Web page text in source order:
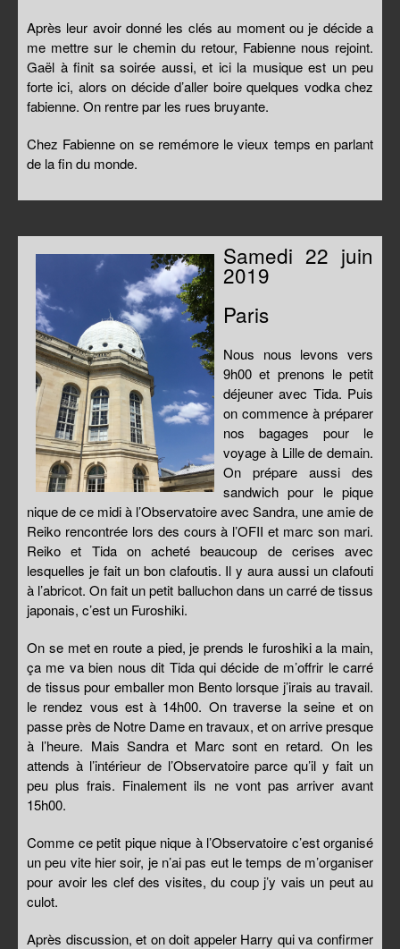
Après leur avoir donné les clés au moment ou je décide a
me mettre sur le chemin du retour, Fabienne nous rejoint.
Gaël à finit sa soirée aussi, et ici la musique est un peu
forte ici, alors on décide d’aller boire quelques vodka chez
fabienne. On rentre par les rues bruyante.
Chez Fabienne on se remémore le vieux temps en parlant
de la fin du monde.
Samedi 22 juin
2019
Paris
Nous nous levons vers
9h00 et prenons le petit
déjeuner avec Tida. Puis
on commence à préparer
nos bagages pour le
voyage à Lille de demain.
On prépare aussi des
sandwich pour le pique
nique de ce midi à l’Observatoire avec Sandra, une amie de
Reiko rencontrée lors des cours à l’OFII et marc son mari.
Reiko et Tida on acheté beaucoup de cerises avec
lesquelles je fait un bon clafoutis. Il y aura aussi un clafouti
à l’abricot. On fait un petit balluchon dans un carré de tissus
japonais, c’est un Furoshiki.
On se met en route a pied, je prends le furoshiki a la main,
ça me va bien nous dit Tida qui décide de m’offrir le carré
de tissus pour emballer mon Bento lorsque j’irais au travail.
le rendez vous est à 14h00. On traverse la seine et on
passe près de Notre Dame en travaux, et on arrive presque
à l’heure. Mais Sandra et Marc sont en retard. On les
attends à l’intérieur de l’Observatoire parce qu’il y fait un
peu plus frais. Finalement ils ne vont pas arriver avant
15h00.
Comme ce petit pique nique à l’Observatoire c’est organisé
un peu vite hier soir, je n’ai pas eut le temps de m’organiser
pour avoir les clef des visites, du coup j’y vais un peut au
culot.
Après discussion, et on doit appeler Harry qui va confirmer